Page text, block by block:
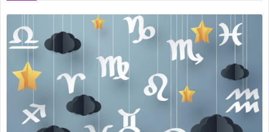
Fim de semana tem gastronomia, cinema, corrida e atração
infantil em Rio Verde
Sábado pode sacudir a Divisão de Acesso e colocar pressão
no Rio Verde antes de duelo direto contra o Bom Jesus
Irmão é preso após mulher ser agredida com chutes e soco
na boca durante discussão dentro de casa